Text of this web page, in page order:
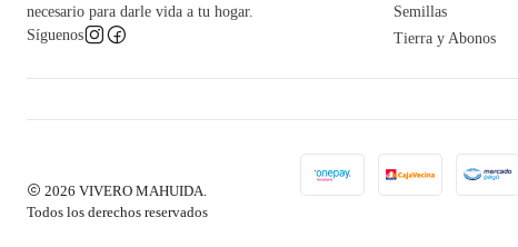
necesario para darle vida a tu hogar.
Síguenos
Semillas
Tierra y Abonos
2026 VIVERO MAHUIDA.
Todos los derechos reservados